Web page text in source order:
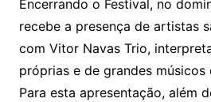
Encerrando o Festival, no
recebe a presença de artistas
com Vitor Navas Trio,
próprias e de grandes
Para esta apresentação, além